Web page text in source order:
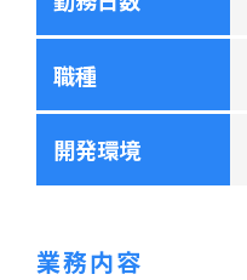
職種
開発環境
業務内容